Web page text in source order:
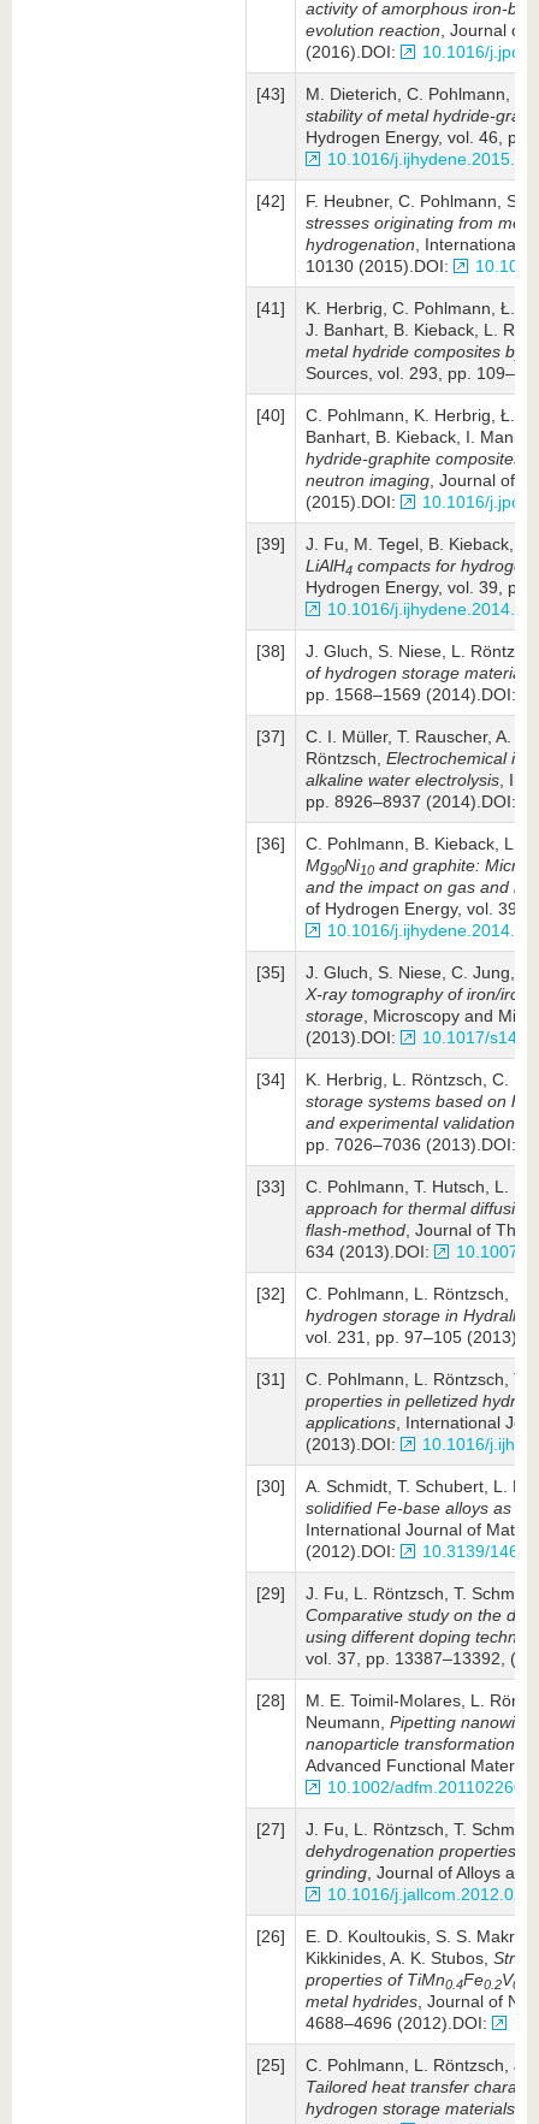
activity of amorphous iron-
evolution reaction , Journal of
(2016).DOI:
10.1016/
[43]
M. Dieterich, C. Pohlmann, I.
stability of metal hydride-
Hydrogen Energy, vol. 46,
10.1016/
[42]
F. Heubner, C. Pohlmann, S.
stresses originating from
hydrogenation , International
10130 (2015).DOI:
[41]
K. Herbrig, C. Pohlmann, Ł.
J. Banhart, B. Kieback, L.
metal hydride composites by
Sources, vol. 293, pp.
[40]
C. Pohlmann, K. Herbrig, Ł.
Banhart, B. Kieback, I.
hydride-graphite composites
neutron imaging , Journal of
(2015).DOI:
10.1016/
[39]
J. Fu, M. Tegel, B. Kieback,
LiAlH4 compacts for
Hydrogen Energy, vol. 39,
10.1016/
[38]
J. Gluch, S. Niese, L.
of hydrogen storage materials
pp. 1568–1569 (2014).DOI:
[37]
C. I. Müller, T. Rauscher, A.
Röntzsch, Electrochemical
alkaline water electrolysis ,
pp. 8926–8937 (2014).DOI:
[36]
C. Pohlmann, B. Kieback, L.
Mg90Ni10 and graphite:
and the impact on gas and
of Hydrogen Energy, vol. 39,
10.1016/
[35]
J. Gluch, S. Niese, C. Jung,
X-ray tomo­graphy of iron/iron
storage , Microscopy and
(2013).DOI:
10.1017/
[34]
K. Herbrig, L. Röntzsch, C.
storage systems based on
and experimental validation
pp. 7026–7036 (2013).DOI:
[33]
C. Pohlmann, T. Hutsch, L.
approach for thermal
flash-method , Journal of
634 (2013).DOI:
10.1007/
[32]
C. Pohlmann, L. Röntzsch, F.
hydrogen storage in
vol. 231, pp. 97–105
[31]
C. Pohlmann, L. Röntzsch, T.
properties in pelletized
applications , International
(2013).DOI:
10.1016/
[30]
A. Schmidt, T. Schubert, L.
solidified Fe-base alloys as
International Journal of
(2012).DOI:
10.3139/
[29]
J. Fu, L. Röntzsch, T.
Comparative study on the
using different doping
vol. 37, pp. 13387–13392,
[28]
M. E. Toimil-Molares, L.
Neumann, Pipetting
nanoparticle trans­formation
Advanced Functional
10.1002/adfm.201102260
[27]
J. Fu, L. Röntzsch, T.
dehydrogenation pro­perties
grinding , Journal of Alloys
10.1016/
[26]
E. D. Koultoukis, S. S.
Kikkinides, A. K. Stubos,
properties of TiMn0.4Fe0.2V0.4
metal hydrides , Journal of
4688–4696 (2012).DOI:
[25]
C. Pohlmann, L. Röntzsch, J.
Tailored heat transfer
hydrogen storage materials